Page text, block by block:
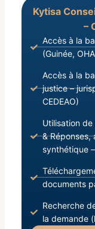
Kytisa
–
Accès à la
(Guinée,
Accès à la
justice –
CEDEAO)
Utilisation de
& Réponses,
synthétique
documents
Recherche
la demande